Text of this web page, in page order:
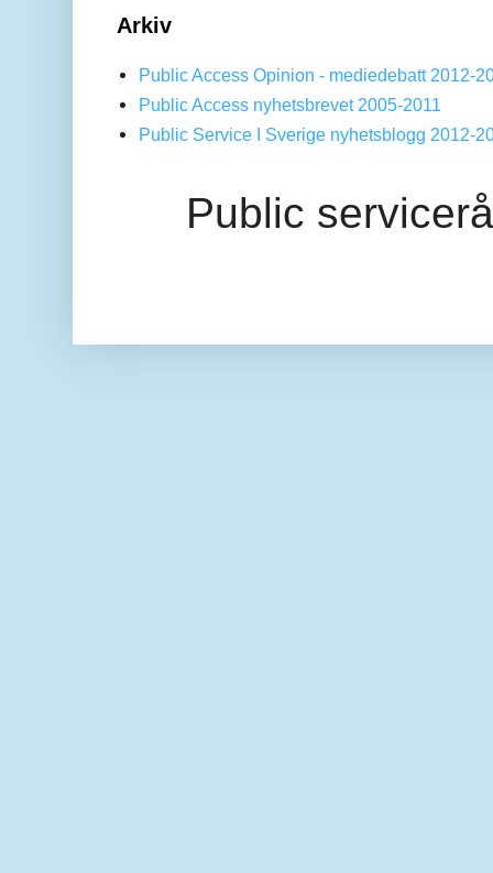
Arkiv
Public Access Opinion - mediedebatt 2012-
Public Access nyhetsbrevet 2005-2011
Public Service I Sverige nyhetsblogg 2012-
Public